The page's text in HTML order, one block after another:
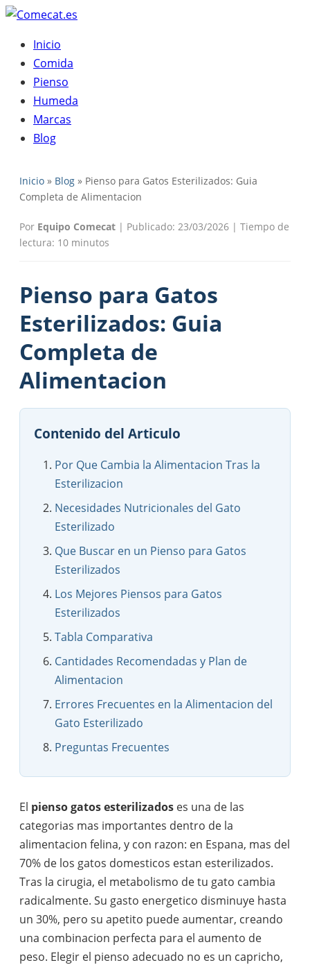
Inicio
Comida
Pienso
Humeda
Marcas
Blog
Inicio » Blog » Pienso para Gatos Esterilizados: Guia
Completa de Alimentacion
Por Equipo Comecat | Publicado: 23/03/2026 | Tiempo de
lectura: 10 minutos
Pienso para Gatos
Esterilizados: Guia
Completa de
Alimentacion
Contenido del Articulo
Por Que Cambia la Alimentacion Tras la
Esterilizacion
Necesidades Nutricionales del Gato
Esterilizado
Que Buscar en un Pienso para Gatos
Esterilizados
Los Mejores Piensos para Gatos
Esterilizados
Tabla Comparativa
Cantidades Recomendadas y Plan de
Alimentacion
Errores Frecuentes en la Alimentacion del
Gato Esterilizado
Preguntas Frecuentes
El pienso gatos esterilizados es una de las
categorias mas importantes dentro de la
alimentacion felina, y con razon: en Espana, mas del
70% de los gatos domesticos estan esterilizados.
Tras la cirugia, el metabolismo de tu gato cambia
radicalmente. Su gasto energetico disminuye hasta
un 30%, pero su apetito puede aumentar, creando
una combinacion perfecta para el aumento de
peso. Elegir el pienso adecuado no es un capricho,